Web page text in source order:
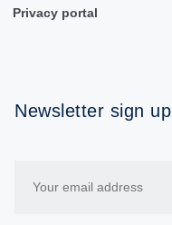
Privacy portal
Newsletter sign up